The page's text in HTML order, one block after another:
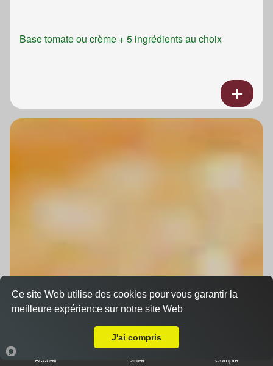
Base tomate ou crème + 5 ingrédients au choix
Accueil Panier Compte
Ce site Web utilise des cookies pour vous garantir la
meilleure expérience sur notre site Web
J'ai compris